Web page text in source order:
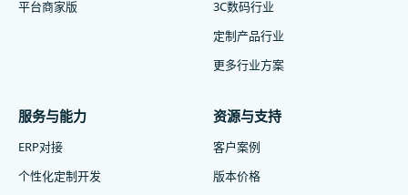
平台商家版
3C数码行业
定制产品行业
更多行业方案
服务与能力
ERP对接
个性化定制开发
资源与支持
客户案例
版本价格